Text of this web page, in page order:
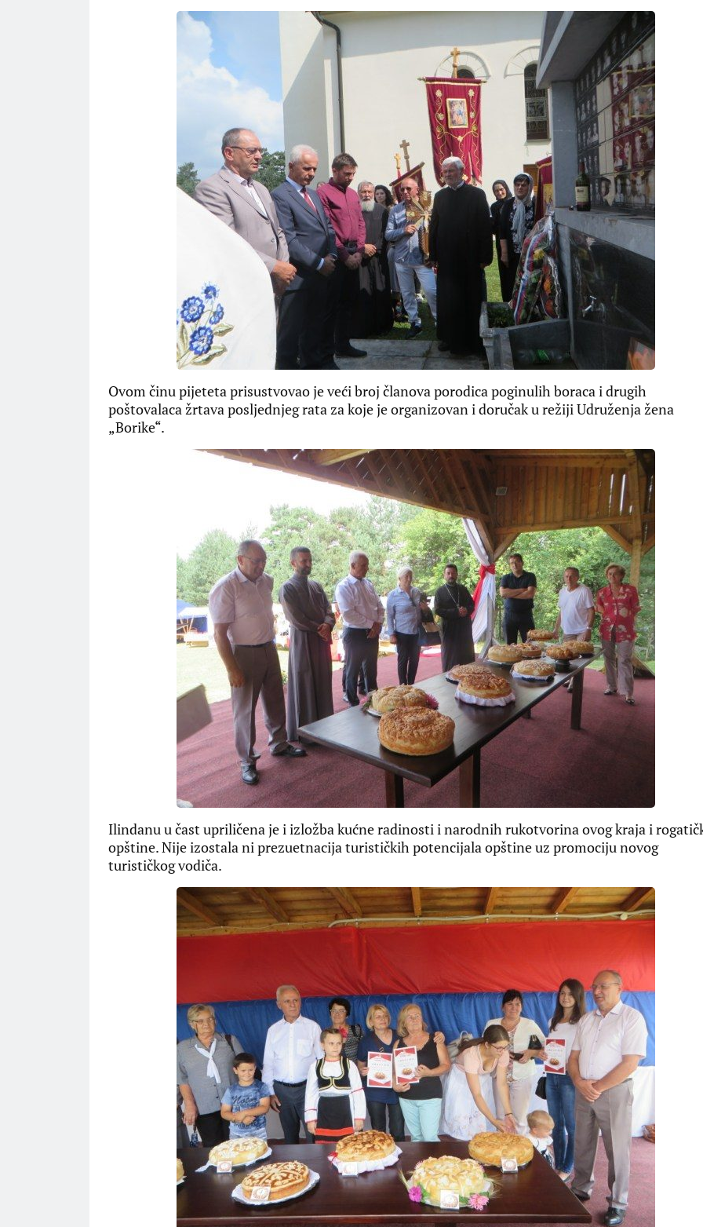
Ovom činu pijeteta prisustvovao je veći broj članova porodica poginulih boraca i drugih
poštovalaca žrtava posljednjeg rata za koje je organizovan i doručak u režiji Udruženja žena
„Borike“.
Ilindanu u čast upriličena je i izložba kućne radinosti i narodnih rukotvorina ovog kraja i
opštine. Nije izostala ni prezuetnacija turističkih potencijala opštine uz promociju novog
turističkog vodiča.